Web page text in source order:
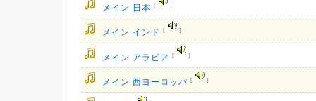
メイン 日本 [ ]
メイン インド [ ]
メイン アラビア [ ]
メイン 西ヨーロッパ [ ]